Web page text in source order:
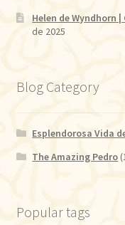
Helen de Wyndhorn
de 2025
Blog Category
Esplendorosa Vida
The Amazing Pedro
Popular tags